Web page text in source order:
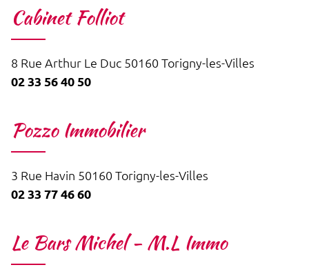
Cabinet Folliot
8 Rue Arthur Le Duc 50160 Torigny-les-Villes
02 33 56 40 50
Pozzo Immobilier
3 Rue Havin 50160 Torigny-les-Villes
02 33 77 46 60
Le Bars Michel - M.L Immo